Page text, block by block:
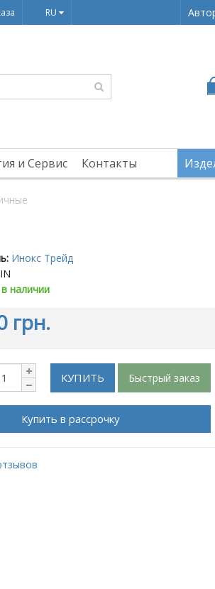
RU
и Сервис Контакты
Инокс Трейд
наличии
грн.
КУПИТЬ Быстрый заказ
Купить в рассрочку